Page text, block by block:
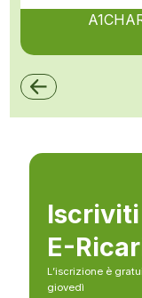
E-
L’iscrizione è
giovedì